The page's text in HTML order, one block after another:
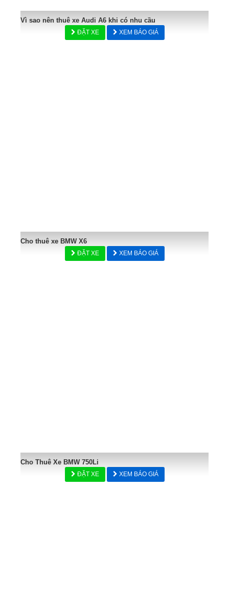
Vì sao nên thuê xe Audi A6 khi có nhu cầu
ĐẶT XE XEM BÁO GIÁ
Cho thuê xe BMW X6
ĐẶT XE XEM BÁO GIÁ
Cho Thuê Xe BMW 750Li
ĐẶT XE XEM BÁO GIÁ